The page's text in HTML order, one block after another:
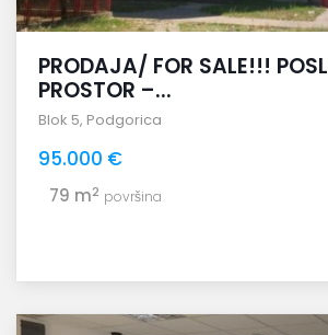
PRODAJA/ FOR SALE!!!
PROSTOR –...
Blok 5, Podgorica
95.000 €
79 m2 površina